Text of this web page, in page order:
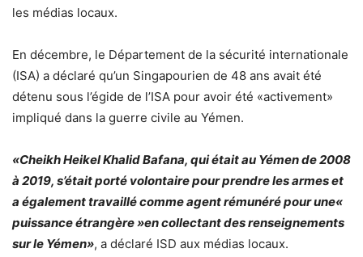
les médias locaux.
En décembre, le Département de la sécurité internationale
(ISA) a déclaré qu’un Singapourien de 48 ans avait été
détenu sous l’égide de l’ISA pour avoir été «activement»
impliqué dans la guerre civile au Yémen.
«Cheikh Heikel Khalid Bafana, qui était au Yémen de 2008
à 2019, s’était porté volontaire pour prendre les armes et
a également travaillé comme agent rémunéré pour une«
puissance étrangère »en collectant des renseignements
sur le Yémen», a déclaré ISD aux médias locaux.